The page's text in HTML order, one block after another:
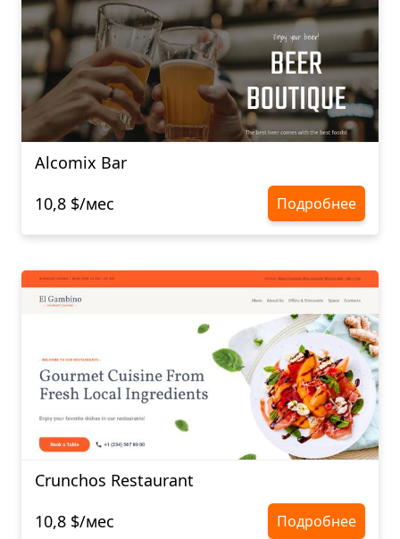
Alcomix Bar
10,8 $/мес
Подробнее
Crunchos Restaurant
10,8 $/мес
Подробнее